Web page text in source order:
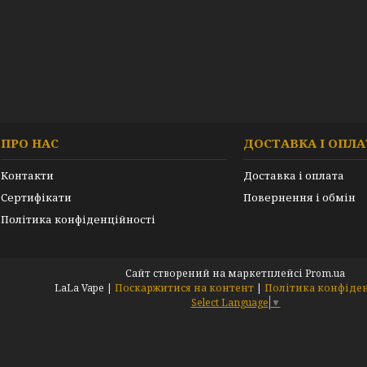
ПРО НАС
Контакти
Сертифікати
Політика конфіденційності
ДОСТАВКА І
Доставка і оплата
Повернення і обмін
Сайт створений на маркетплейсі Prom.ua
LaLa Vape | Поскаржитися на контент | Політика
Select Language ▼